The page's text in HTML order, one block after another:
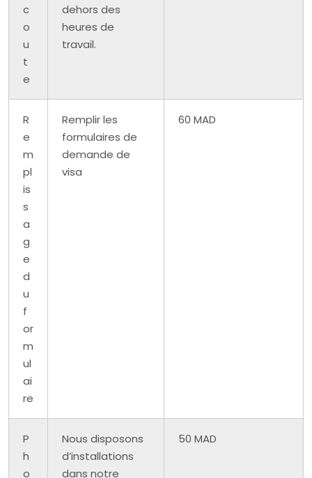
c
o
u
t
e
dehors des
heures de
travail.
R
e
m
pl
is
s
a
g
e
d
u
f
or
m
ul
ai
re
Remplir les
formulaires de
demande de
visa
60 MAD
P
h
o
Nous disposons
d’installations
dans notre
50 MAD